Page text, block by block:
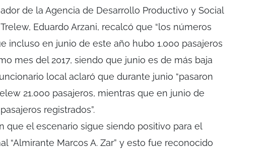
de la Agencia de Desarrollo Productivo y Social
Eduardo Arzani, recalcó que “los números
incluso en junio de este año hubo 1.000 pasajeros
mes del 2017, siendo que junio es de más baja
local aclaró que durante junio “pasaron
21.000 pasajeros, mientras que en junio de
registrados”.
que el escenario sigue siendo positivo para el
“Almirante Marcos A. Zar” y esto fue reconocido